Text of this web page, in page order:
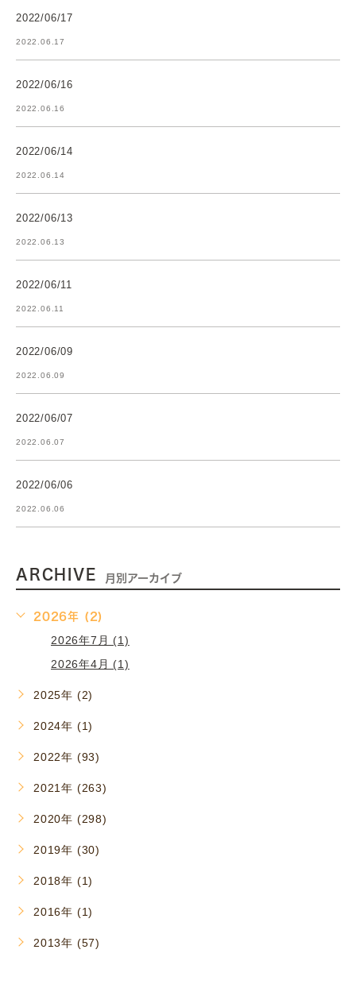
2022/06/17
2022.06.17
2022/06/16
2022.06.16
2022/06/14
2022.06.14
2022/06/13
2022.06.13
2022/06/11
2022.06.11
2022/06/09
2022.06.09
2022/06/07
2022.06.07
2022/06/06
2022.06.06
ARCHIVE 月別アーカイブ
2026年 (2)
2026年7月 (1)
2026年4月 (1)
2025年 (2)
2024年 (1)
2022年 (93)
2021年 (263)
2020年 (298)
2019年 (30)
2018年 (1)
2016年 (1)
2013年 (57)